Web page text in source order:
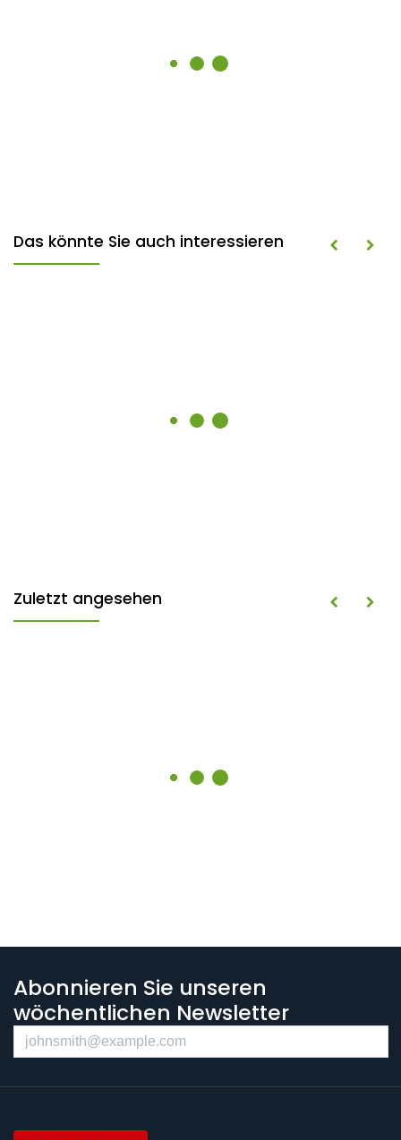
Das könnte Sie auch interessieren
Zuletzt angesehen
Abonnieren Sie unseren
wöchentlichen Newsletter